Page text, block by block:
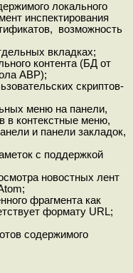
локального
инспектирования
возможность
вкладках;
контента (БД от
ABP);
скриптов-
меню на панели,
в контекстные меню,
и панели закладок,
с поддержкой
новостных лент
фрагмента как
формату URL;
содержимого